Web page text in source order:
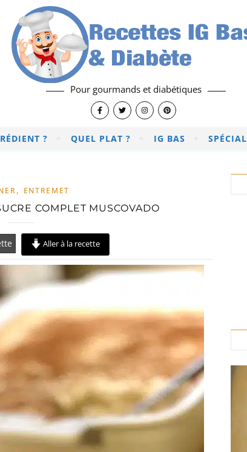
Pour gourmands et diabétiques
? QUEL PLAT ? IG BAS
, ENTREMET
COMPLET MUSCOVADO
Aller à la recette